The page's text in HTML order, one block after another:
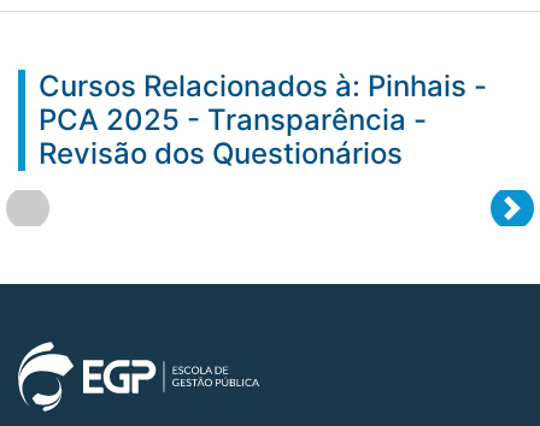
Cursos Relacionados à: Pinhais -
PCA 2025 - Transparência -
Revisão dos Questionários